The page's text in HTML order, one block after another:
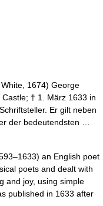
1674) George
† 1. März 1633 in
Er gilt neben
der bedeutendsten …
an English poet
poets and dealt with
and joy, using simple
published in 1633 after